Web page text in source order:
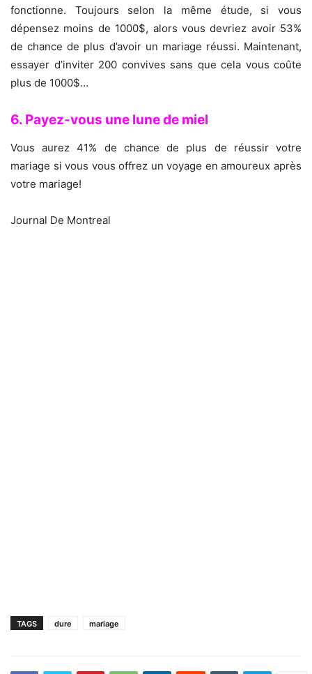
fonctionne. Toujours selon la même étude, si vous
dépensez moins de 1000$, alors vous devriez avoir 53%
de chance de plus d’avoir un mariage réussi. Maintenant,
essayer d’inviter 200 convives sans que cela vous coûte
plus de 1000$…
6. Payez-vous une lune de miel
Vous aurez 41% de chance de plus de réussir votre
mariage si vous vous offrez un voyage en amoureux après
votre mariage!
Journal De Montreal
TAGS dure mariage